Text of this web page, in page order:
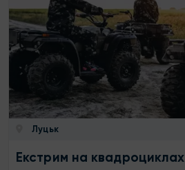
Луцьк
Екстрим на квадроциклах